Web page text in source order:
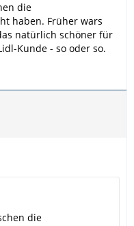
die
haben. Früher wars
natürlich schöner für
Kunde - so oder so.
die